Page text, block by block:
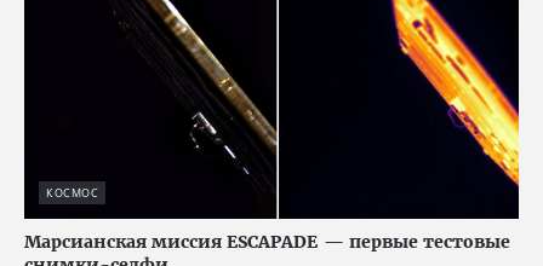
КОСМОС
Марсианская миссия ESCAPADE — первые тестовые